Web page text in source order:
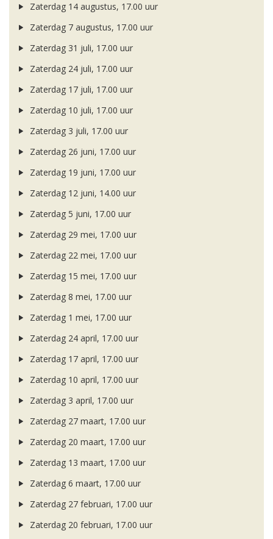
Zaterdag 14 augustus, 17.00 uur
Zaterdag 7 augustus, 17.00 uur
Zaterdag 31 juli, 17.00 uur
Zaterdag 24 juli, 17.00 uur
Zaterdag 17 juli, 17.00 uur
Zaterdag 10 juli, 17.00 uur
Zaterdag 3 juli, 17.00 uur
Zaterdag 26 juni, 17.00 uur
Zaterdag 19 juni, 17.00 uur
Zaterdag 12 juni, 14.00 uur
Zaterdag 5 juni, 17.00 uur
Zaterdag 29 mei, 17.00 uur
Zaterdag 22 mei, 17.00 uur
Zaterdag 15 mei, 17.00 uur
Zaterdag 8 mei, 17.00 uur
Zaterdag 1 mei, 17.00 uur
Zaterdag 24 april, 17.00 uur
Zaterdag 17 april, 17.00 uur
Zaterdag 10 april, 17.00 uur
Zaterdag 3 april, 17.00 uur
Zaterdag 27 maart, 17.00 uur
Zaterdag 20 maart, 17.00 uur
Zaterdag 13 maart, 17.00 uur
Zaterdag 6 maart, 17.00 uur
Zaterdag 27 februari, 17.00 uur
Zaterdag 20 februari, 17.00 uur